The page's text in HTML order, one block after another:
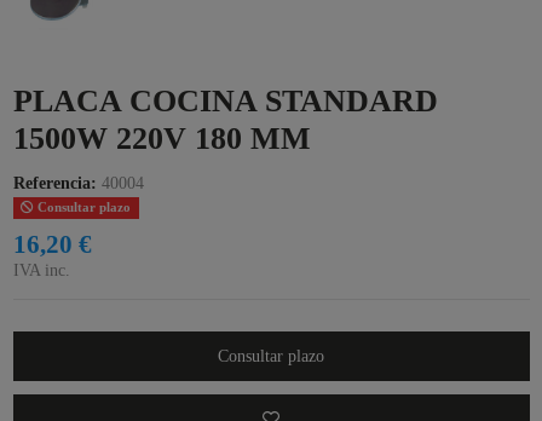
PLACA COCINA STANDARD
1500W 220V 180 MM
Referencia: 40004
Consultar plazo
16,20 €
IVA inc.
Consultar plazo